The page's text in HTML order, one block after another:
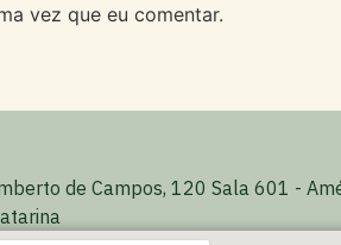
vez que eu comentar.
de Campos, 120 Sala 601 -